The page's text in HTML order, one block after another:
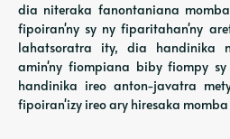
dia niteraka fanontaniana
fipoiran'ny sy ny fiparitahan'ny
lahatsoratra ity, dia handinika
amin'ny fiompiana biby fiompy
handinika ireo anton-javatra
fipoiran'izy ireo ary hiresaka